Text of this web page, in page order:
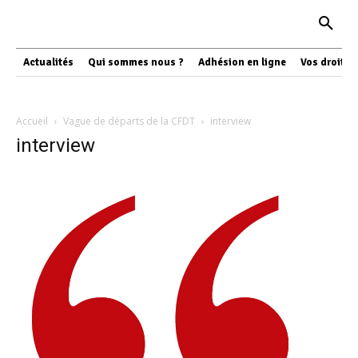
Actualités Qui sommes nous ? Adhésion en ligne Vos droits
Accueil Vague de départs de la CFDT interview
interview